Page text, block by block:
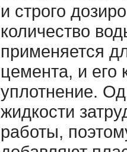
и строго
количество
применяется
цемента, и его
уплотнение.
жидкости
работы,